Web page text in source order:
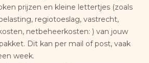
prijzen en kleine lettertjes (zoals
regiotoeslag, vastrecht,
netbeheerkosten: ) van jouw
Dit kan per mail of post, vaak
week.